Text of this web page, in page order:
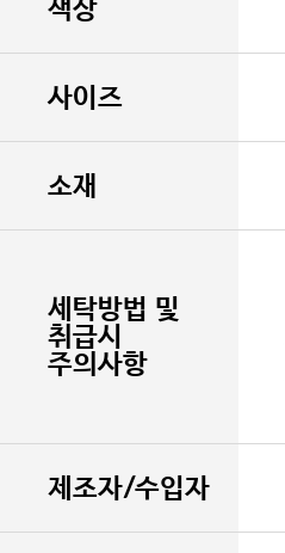
색상
사이즈
소재
세탁방법 및
취급시
주의사항
제조자/수입자